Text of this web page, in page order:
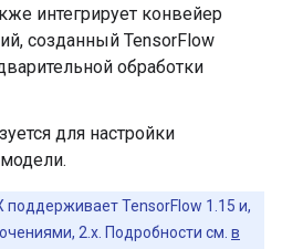
интегрирует конвейер
созданный TensorFlow
обработки
для настройки
поддерживает TensorFlow 1.15 и,
2.x. Подробности см. в